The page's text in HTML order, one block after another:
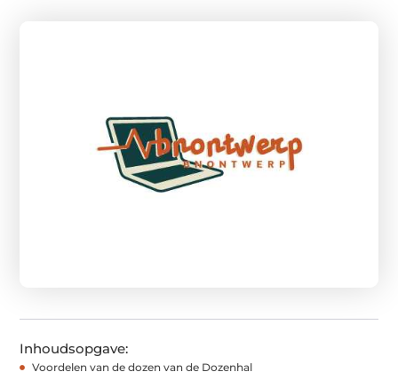
Inhoudsopgave:
Voordelen van de dozen van de Dozenhal